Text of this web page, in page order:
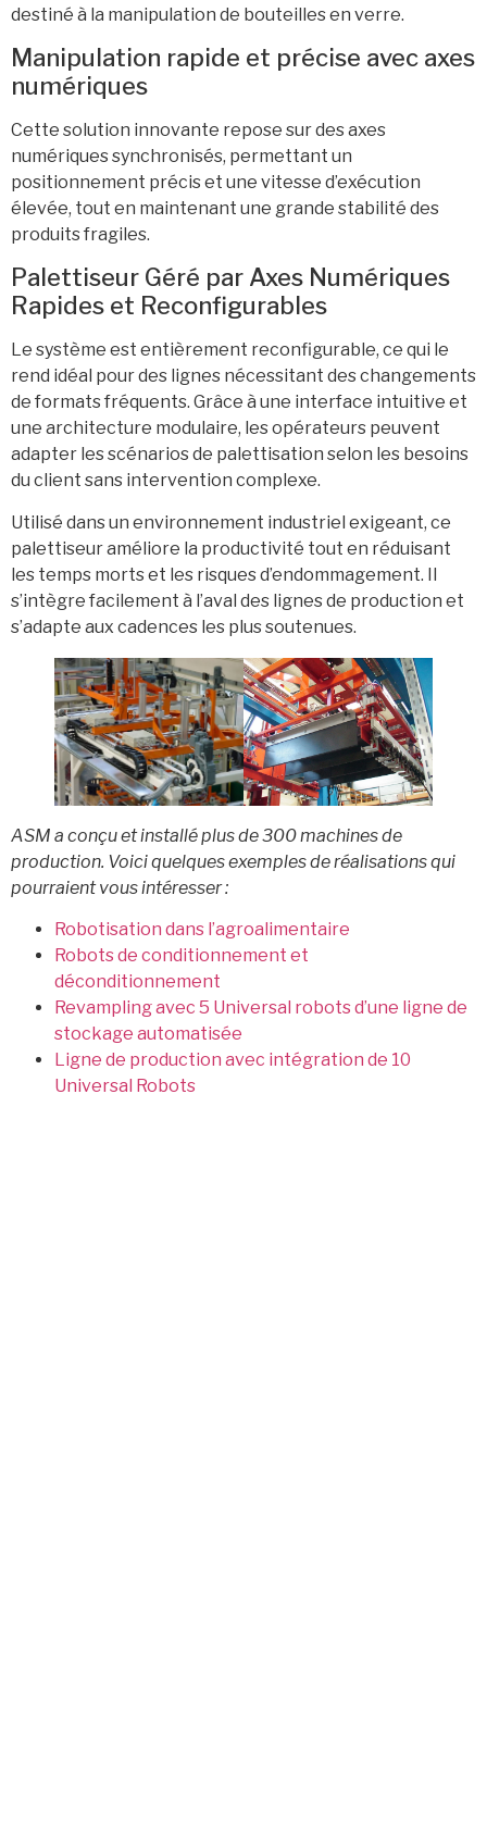
destiné à la manipulation de bouteilles en verre.
Manipulation rapide et précise avec axes
numériques
Cette solution innovante repose sur des axes
numériques synchronisés, permettant un
positionnement précis et une vitesse d’exécution
élevée, tout en maintenant une grande stabilité des
produits fragiles.
Palettiseur Géré par Axes Numériques
Rapides et Reconfigurables
Le système est entièrement reconfigurable, ce qui le
rend idéal pour des lignes nécessitant des changements
de formats fréquents. Grâce à une interface intuitive et
une architecture modulaire, les opérateurs peuvent
adapter les scénarios de palettisation selon les besoins
du client sans intervention complexe.
Utilisé dans un environnement industriel exigeant, ce
palettiseur améliore la productivité tout en réduisant
les temps morts et les risques d’endommagement. Il
s’intègre facilement à l’aval des lignes de production et
s’adapte aux cadences les plus soutenues.
ASM a conçu et installé plus de 300 machines de
production. Voici quelques exemples de réalisations qui
pourraient vous intéresser :
Robotisation dans l’agroalimentaire
Robots de conditionnement et
déconditionnement
Revampling avec 5 Universal robots d’une ligne de
stockage automatisée
Ligne de production avec intégration de 10
Universal Robots